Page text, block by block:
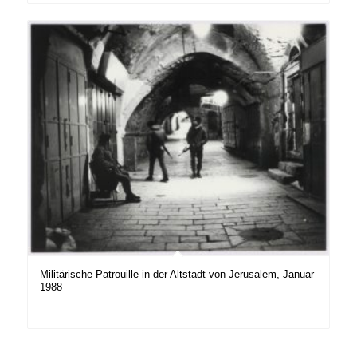
Militärische Patrouille in der Altstadt von Jerusalem, Januar
1988